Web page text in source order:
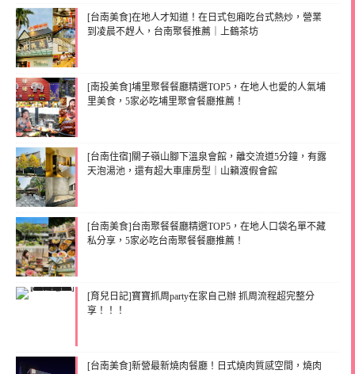
[台南美食]在地人才知道！在日式包廂吃台式熱炒，營業
到凌晨不趕人，台南聚餐推薦｜上鶴茶坊
[南投美食]埔里聚餐餐廳精選TOP5，在地人也愛的人氣埔
里美食，5家必吃埔里聚會餐廳推薦！
[台南住宿]關子嶺山腳下溫泉會館，離交流道5分鐘，有露
天泡湯池，還有超大車庫房型｜山籟渡假會館
[台南美食]台南聚餐餐廳精選TOP5，在地人口袋名單不藏
私分享，5家必吃台南聚餐餐廳推薦！
[育兒日記]寶寶抓周party在家自己辦 抓周流程超完整分
享！！！
[台南美食]新營最新燒肉餐廳！日式燒肉質感空間，燒肉